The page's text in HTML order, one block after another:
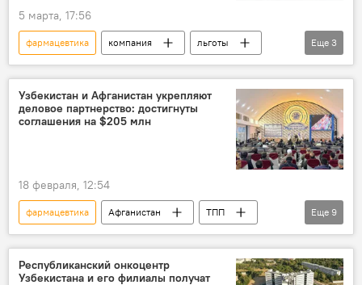
5 марта, 17:56
фармацевтика компания
льготы
видеоселекторное совещание
президент Узбекистана
Шавкат Мирзиёев
Еще 3
Узбекистан и Афганистан укрепляют
деловое партнерство: достигнуты
соглашения на $205 млн
18 февраля, 12:54
фармацевтика Афганистан
ТПП
Узбекистан
Инвестиции
Соглашение
Еще 9
Республиканский онкоцентр
Узбекистана и его филиалы получат